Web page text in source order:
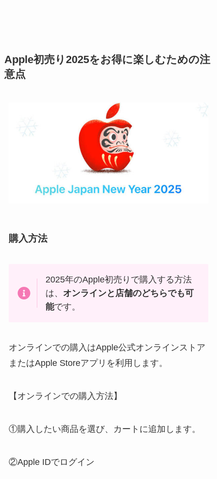
Apple初売り2025をお得に楽しむための注
意点
購入方法
2025年のApple初売りで購入する方法
は、 オンラインと店舗のどちらでも可
能です。
オンラインでの購入はApple公式オンラインストア
またはApple Storeアプリを利用します。
【オンラインでの購入方法】
①購入したい商品を選び、カートに追加します。
②Apple IDでログイン